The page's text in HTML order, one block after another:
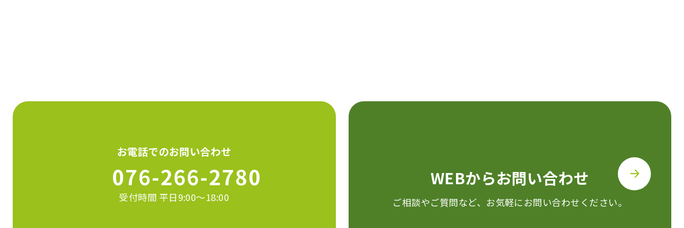
お電話でのお問い合わせ
076-266-2780
受付時間 平日9:00～18:00
WEBからお問い合わせ
ご相談やご質問など、 お気軽にお問い合わせください。